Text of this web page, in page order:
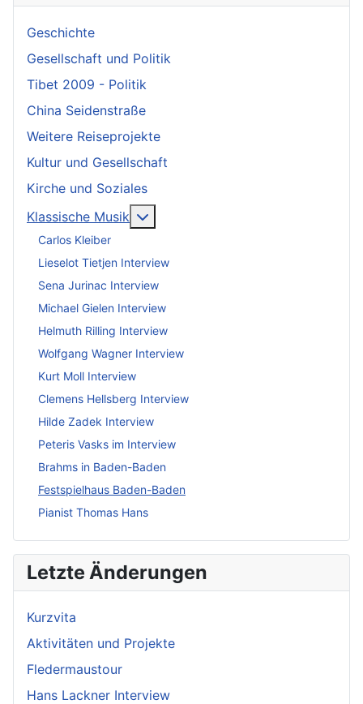
Geschichte
Gesellschaft und Politik
Tibet 2009 - Politik
China Seidenstraße
Weitere Reiseprojekte
Kultur und Gesellschaft
Kirche und Soziales
Klassische Musik
Carlos Kleiber
Lieselot Tietjen Interview
Sena Jurinac Interview
Michael Gielen Interview
Helmuth Rilling Interview
Wolfgang Wagner Interview
Kurt Moll Interview
Clemens Hellsberg Interview
Hilde Zadek Interview
Peteris Vasks im Interview
Brahms in Baden-Baden
Festspielhaus Baden-Baden
Pianist Thomas Hans
Letzte Änderungen
Kurzvita
Aktivitäten und Projekte
Fledermaustour
Hans Lackner Interview